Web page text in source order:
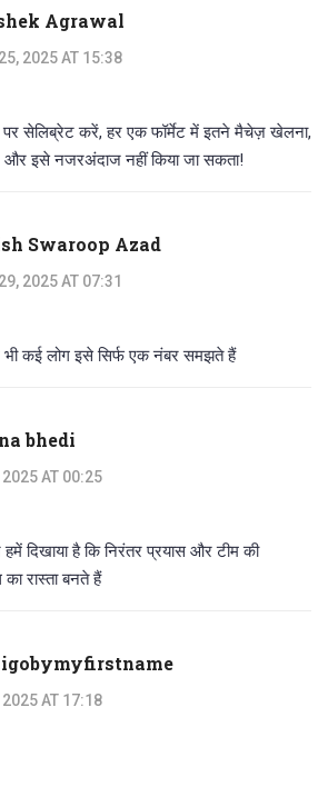
Agrawal
2025 AT 15:38
पर सेलिब्रेट करें, हर एक फॉर्मेट में इतने मैचेज़ खेलना,
इसे नजरअंदाज नहीं किया जा सकता!
Swaroop Azad
2025 AT 07:31
भी कई लोग इसे सिर्फ एक नंबर समझते हैं
bhedi
2025 AT 00:25
दिखाया है कि निरंतर प्रयास और टीम की
रास्ता बनते हैं
2025 AT 17:18